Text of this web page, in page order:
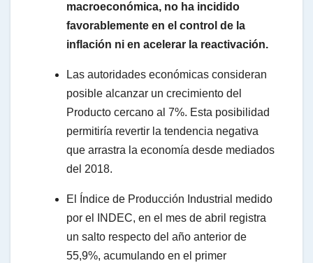
macroeconómica, no ha incidido
favorablemente en el control de la
inflación ni en acelerar la reactivación.
Las autoridades económicas consideran
posible alcanzar un crecimiento del
Producto cercano al 7%. Esta posibilidad
permitiría revertir la tendencia negativa
que arrastra la economía desde mediados
del 2018.
El Índice de Producción Industrial medido
por el INDEC, en el mes de abril registra
un salto respecto del año anterior de
55,9%, acumulando en el primer